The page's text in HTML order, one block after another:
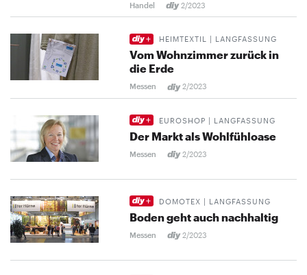
Handel 2/2023
HEIMTEXTIL | LANGFASSUNG
Vom Wohnzimmer zurück in
die Erde
Messen 2/2023
EUROSHOP | LANGFASSUNG
Der Markt als Wohlfühloase
Messen 2/2023
DOMOTEX | LANGFASSUNG
Boden geht auch nachhaltig
Messen 2/2023